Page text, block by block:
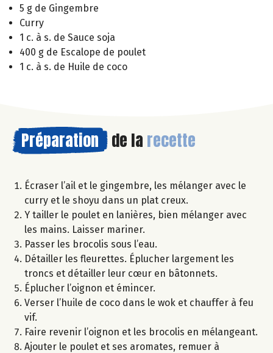
5 g de Gingembre
Curry
1 c. à s. de Sauce soja
400 g de Escalope de poulet
1 c. à s. de Huile de coco
Préparation de la recette
Écraser l’ail et le gingembre, les mélanger avec le
curry et le shoyu dans un plat creux.
Y tailler le poulet en lanières, bien mélanger avec
les mains. Laisser mariner.
Passer les brocolis sous l’eau.
Détailler les fleurettes. Éplucher largement les
troncs et détailler leur cœur en bâtonnets.
Éplucher l’oignon et émincer.
Verser l’huile de coco dans le wok et chauffer à feu
vif.
Faire revenir l’oignon et les brocolis en mélangeant.
Ajouter le poulet et ses aromates, remuer à